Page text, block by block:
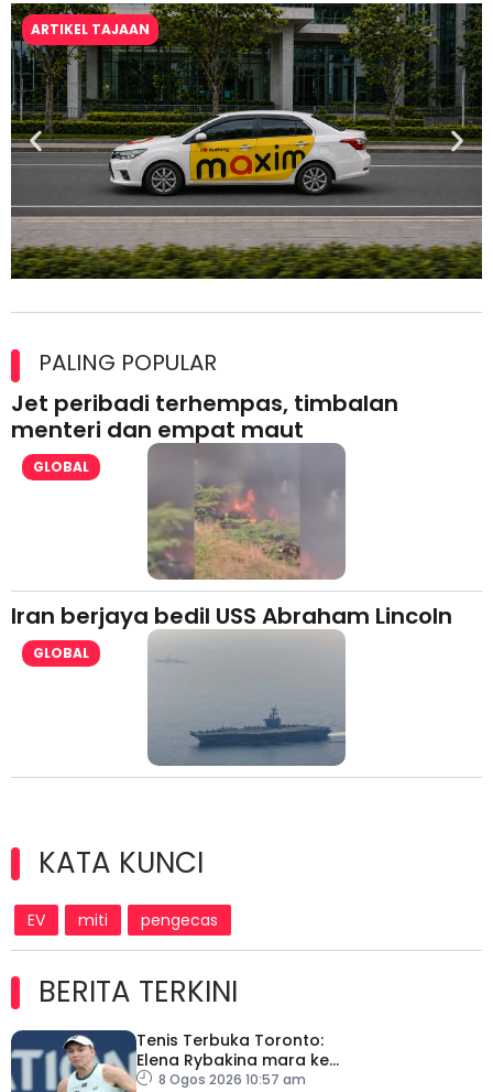
ARTIKEL TAJAAN
lesen separuh pertama 2026
PALING POPULAR
Jet peribadi terhempas, timbalan
menteri dan empat maut
GLOBAL
Iran berjaya bedil USS Abraham Lincoln
GLOBAL
KATA KUNCI
EV miti pengecas
BERITA TERKINI
Tenis Terbuka Toronto:
Elena Rybakina mara ke
pusingan keempat
8 Ogos 2026 10:57 am